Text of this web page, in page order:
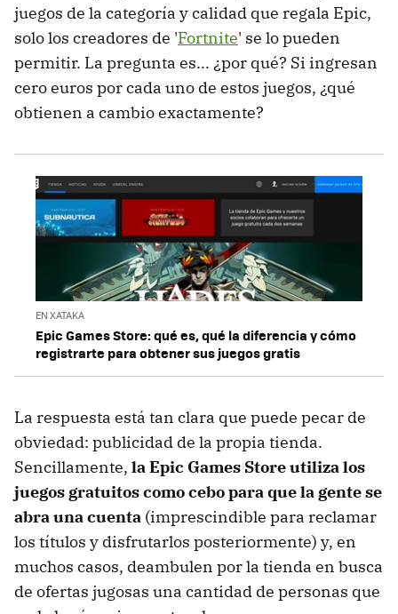
juegos de la categoría y calidad que regala Epic,
solo los creadores de 'Fortnite' se lo pueden
permitir. La pregunta es... ¿por qué? Si ingresan
cero euros por cada uno de estos juegos, ¿qué
obtienen a cambio exactamente?
EN XATAKA
Epic Games Store: qué es, qué la diferencia y cómo
registrarte para obtener sus juegos gratis
La respuesta está tan clara que puede pecar de
obviedad: publicidad de la propia tienda.
Sencillamente, la Epic Games Store utiliza los
juegos gratuitos como cebo para que la gente se
abra una cuenta (imprescindible para reclamar
los títulos y disfrutarlos posteriormente) y, en
muchos casos, deambulen por la tienda en busca
de ofertas jugosas una cantidad de personas que